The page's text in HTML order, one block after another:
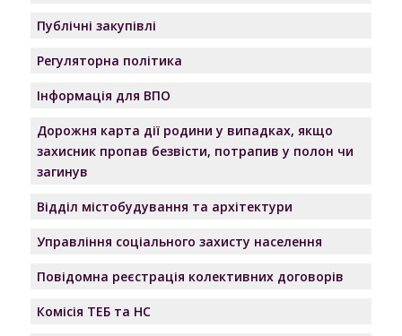
Публічні закупівлі
Регуляторна політика
Інформація для ВПО
Дорожня карта дії родини у випадках, якщо
захисник пропав безвісти, потрапив у полон чи
загинув
Відділ містобудування та архітектури
Управління соціального захисту населення
Повідомна реєстрація колективних договорів
Комісія ТЕБ та НС